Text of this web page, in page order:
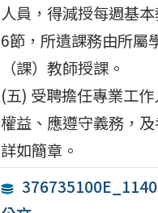
人員，得減授每週基
6節，所遺課務由所屬
（課）教師授課。
(五) 受聘擔任專業工作
權益、應遵守義務，及
詳如簡章。